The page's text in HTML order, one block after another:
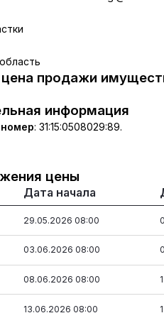
продажи
информация
: 31:15:0508029:89.
цены
Дата начала
29.05.2026 08:00
03.06.2026 08:00
08.06.2026 08:00
13.06.2026 08:00